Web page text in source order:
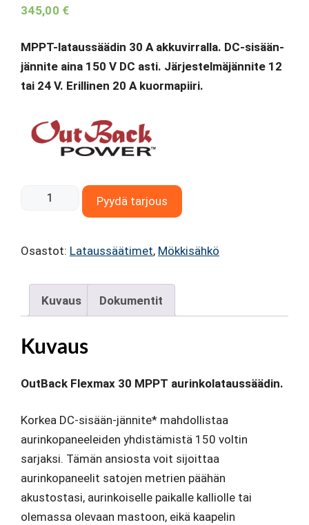
345,00 €
MPPT-lataussäädin 30 A akkuvirralla. DC-sisään-
jännite aina 150 V DC asti. Järjestelmäjännite 12
tai 24 V. Erillinen 20 A kuormapiiri.
OutBack
MPPT
Pyydä tarjous
Osastot: Lataussäätimet, Mökkisähkö
Kuvaus Dokumentit
Kuvaus
OutBack Flexmax 30 MPPT aurinkolataussäädin.
Korkea DC-sisään-jännite* mahdollistaa
aurinkopaneeleiden yhdistämistä 150 voltin
sarjaksi. Tämän ansiosta voit sijoittaa
aurinkopaneelit satojen metrien päähän
akustostasi, aurinkoiselle paikalle kalliolle tai
olemassa olevaan mastoon, eikä kaapelin